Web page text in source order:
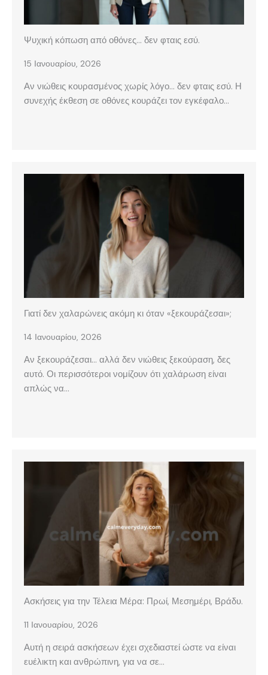
Ψυχική κόπωση από οθόνες… δεν φταις εσύ.
15 Ιανουαρίου, 2026
Αν νιώθεις κουρασμένος χωρίς λόγο… δεν φταις εσύ. Η
συνεχής έκθεση σε οθόνες κουράζει τον εγκέφαλο…
Γιατί δεν χαλαρώνεις ακόμη κι όταν «ξεκουράζεσαι»;
14 Ιανουαρίου, 2026
Αν ξεκουράζεσαι… αλλά δεν νιώθεις ξεκούραση, δες
αυτό. Οι περισσότεροι νομίζουν ότι χαλάρωση είναι
απλώς να…
Ασκήσεις για την Τέλεια Μέρα: Πρωί, Μεσημέρι, Βράδυ.
11 Ιανουαρίου, 2026
Αυτή η σειρά ασκήσεων έχει σχεδιαστεί ώστε να είναι
ευέλικτη και ανθρώπινη, για να σε…